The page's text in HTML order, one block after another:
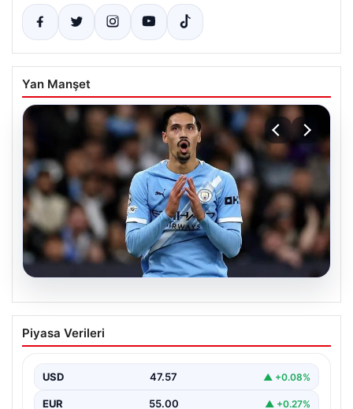
Yan Manşet
05.08.2026
Galatasaray’da orta sahaya dev isim!
Manchester City’nin yıldızı Tijjani
{"title": "Galatasaray Orta Sahaya Dev Transferle
Reijnders"}, "content": "Yaz…
Piyasa Verileri
USD 47.57 ▲ +0.08%
EUR 55.00 ▲ +0.27%